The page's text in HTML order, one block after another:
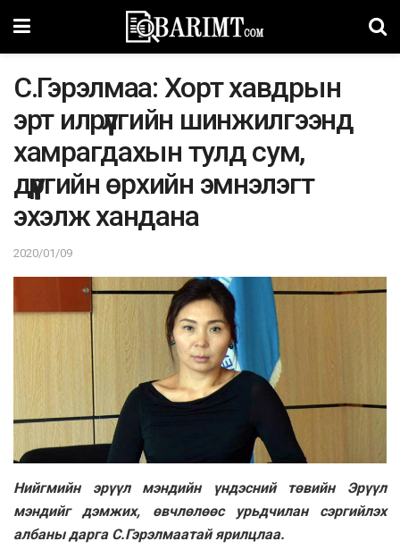
С.Гэрэлмаа: Хорт хавдрын
эрт илрүүлгийн шинжилгээнд
хамрагдахын тулд сум,
дүүргийн өрхийн эмнэлэгт
эхэлж хандана
2020/01/09
Нийгмийн эрүүл мэндийн үндэсний төвийн Эрүүл
мэндийг дэмжих, өвчлөлөөс урьдчилан сэргийлэх
албаны дарга С.Гэрэлмаатай ярилцлаа.